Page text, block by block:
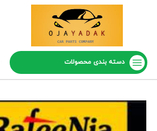
دسته بندی محصولات